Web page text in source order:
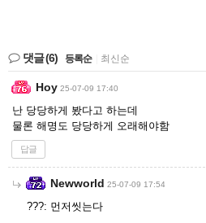
댓글(6) 등록순 최신순
Hoy 25-07-09 17:40
난 당당하게 봤다고 하는데
물론 해명도 당당하게 오래해야함
답글
Newworld 25-07-09 17:54
???: 먼저씻는다